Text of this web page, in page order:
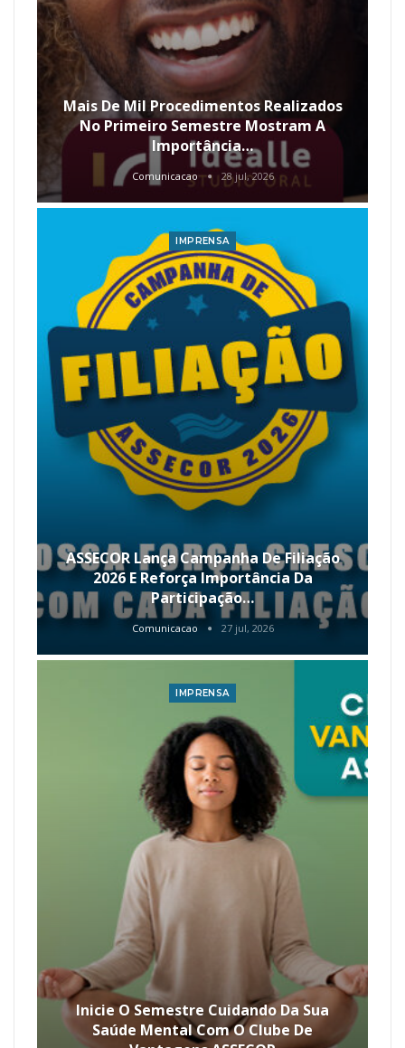
Mais De Mil Procedimentos Realizados
No Primeiro Semestre Mostram A
Importância…
Comunicacao 28 jul, 2026
IMPRENSA
ASSECOR Lança Campanha De Filiação
2026 E Reforça Importância Da
Participação…
Comunicacao 27 jul, 2026
IMPRENSA
Inicie O Semestre Cuidando Da Sua
Saúde Mental Com O Clube De